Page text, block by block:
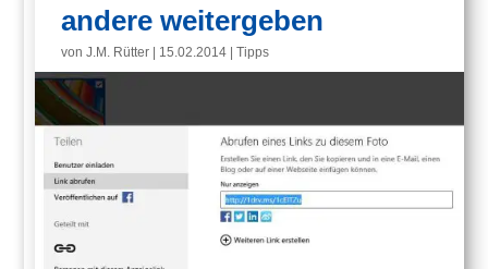
andere weitergeben
vonJ.M. Rütter 15.02.2014 |Tipps